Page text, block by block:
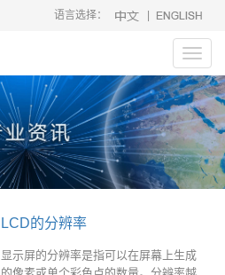
语言选择：
LCD的分辨率
显示屏的分辨率是指可以在屏幕上生成